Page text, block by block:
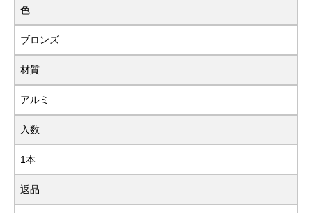
色
ブロンズ
材質
アルミ
入数
1本
返品